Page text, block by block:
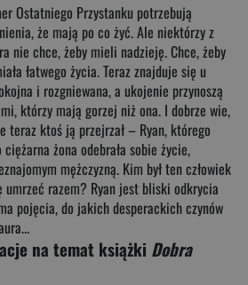
Ostatniego Przystanku potrzebują
że mają po co żyć. Ale niektórzy z
nie chce, żeby mieli nadzieję. Chce, żeby
łatwego życia. Teraz znajduje się u
i rozgniewana, a ukojenie przynoszą
którzy mają gorzej niż ona. I dobrze wie,
teraz ktoś ją przejrzał – Ryan, którego
żona odebrała sobie życie,
mężczyzną. Kim był ten człowiek
umrzeć razem? Ryan jest bliski odkrycia
pojęcia, do jakich desperackich czynów
na temat książki Dobra